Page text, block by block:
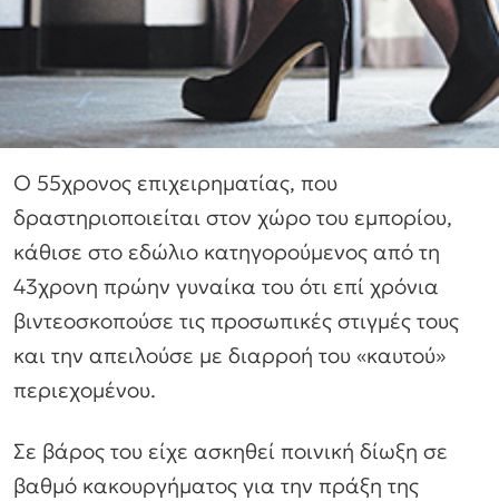
Ο 55χρονος επιχειρηματίας, που
δραστηριοποιείται στον χώρο του εμπορίου,
κάθισε στο εδώλιο κατηγορούμενος από τη
43χρονη πρώην γυναίκα του ότι επί χρόνια
βιντεοσκοπούσε τις προσωπικές στιγμές τους
και την απειλούσε με διαρροή του «καυτού»
περιεχομένου.
Σε βάρος του είχε ασκηθεί ποινική δίωξη σε
βαθμό κακουργήματος για την πράξη της